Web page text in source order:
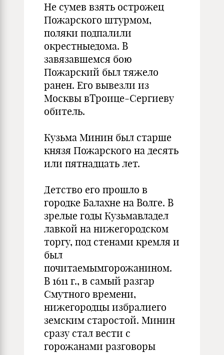
Не сумев взять острожец
Пожарского штурмом,
поляки подпалили
окрестныедома. В
завязавшемся бою
Пожарский был тяжело
ранен. Его вывезли из
Москвы вТроице-Сергиеву
обитель.
Кузьма Минин был старше
князя Пожарского на десять
или пятнадцать лет.
Детство его прошло в
городке Балахне на Волге. В
зрелые годы Кузьмавладел
лавкой на нижегородском
торгу, под стенами кремля и
был
почитаемымгорожанином.
В 1611 г., в самый разгар
Смутного времени,
нижегородцы избралиего
земским старостой. Минин
сразу стал вести с
горожанами разговоры